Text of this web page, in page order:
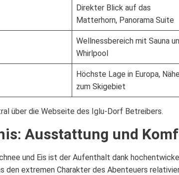
Direkter Blick auf das
Matterhorn, Panorama Suite
Wellnessbereich mit Sauna
Whirlpool
Höchste Lage in Europa, Nähe
zum Skigebiet
über die Webseite des Iglu-Dorf Betreibers.
Ausstattung und
und Eis ist der Aufenthalt dank
den extremen Charakter des Abenteuers